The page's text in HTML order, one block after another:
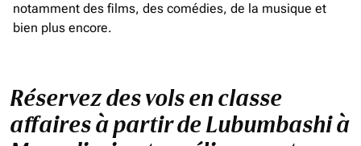
notamment des films, des comédies, de la musique et
bien plus encore.
Réservez des vols en classe
affaires à partir de Lubumbashi à